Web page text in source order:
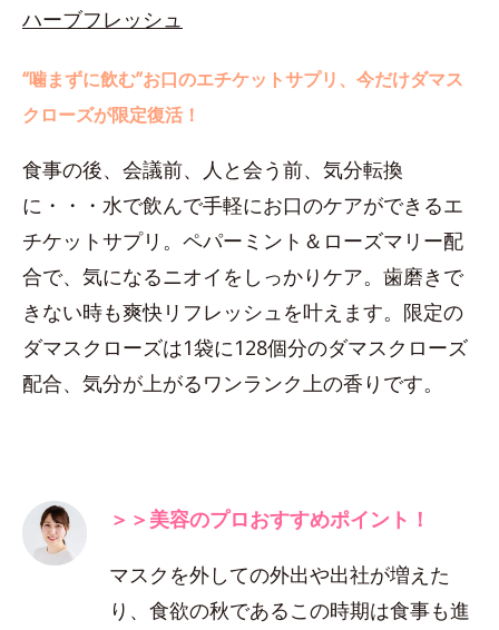
ハーブフレッシュ
“噛まずに飲む”お口のエチケットサプリ、今だけダマス
クローズが限定復活！
食事の後、会議前、人と会う前、気分転換
に・・・水で飲んで手軽にお口のケアができるエ
チケットサプリ。ペパーミント＆ローズマリー配
合で、気になるニオイをしっかりケア。歯磨きで
きない時も爽快リフレッシュを叶えます。限定の
ダマスクローズは1袋に128個分のダマスクローズ
配合、気分が上がるワンランク上の香りです。
＞＞美容のプロおすすめポイント！
マスクを外しての外出や出社が増えた
り、食欲の秋であるこの時期は食事も進